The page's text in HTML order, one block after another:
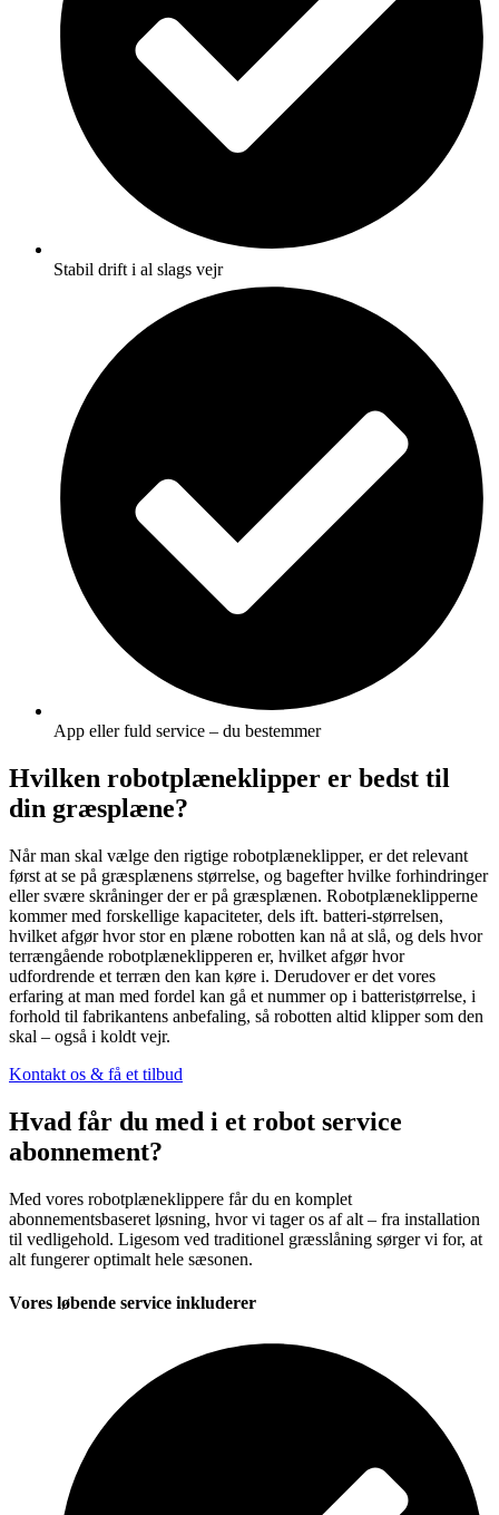
Stabil drift i al slags vejr
App eller fuld service – du bestemmer
Hvilken robotplæneklipper er bedst til
din græsplæne?
Når man skal vælge den rigtige robotplæneklipper, er det relevant
først at se på græsplænens størrelse, og bagefter hvilke forhindringer
eller svære skråninger der er på græsplænen. Robotplæneklipperne
kommer med forskellige kapaciteter, dels ift. batteri-størrelsen,
hvilket afgør hvor stor en plæne robotten kan nå at slå, og dels hvor
terrængående robotplæneklipperen er, hvilket afgør hvor
udfordrende et terræn den kan køre i. Derudover er det vores
erfaring at man med fordel kan gå et nummer op i batteristørrelse, i
forhold til fabrikantens anbefaling, så robotten altid klipper som den
skal – også i koldt vejr.
Kontakt os & få et tilbud
Hvad får du med i et robot service
abonnement?
Med vores robotplæneklippere får du en komplet
abonnementsbaseret løsning, hvor vi tager os af alt – fra installation
til vedligehold. Ligesom ved traditionel græsslåning sørger vi for, at
alt fungerer optimalt hele sæsonen.
Vores løbende service inkluderer